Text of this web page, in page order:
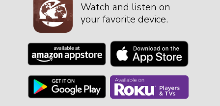
Watch and listen on
your favorite device.